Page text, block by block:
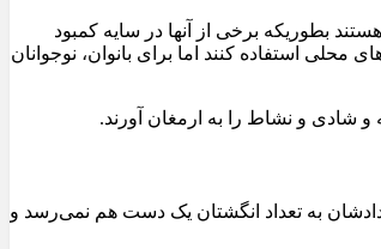
بطوریکه برخی از آنها در سایه کمبود
استفاده کنند اما برای بانوان، نوجوانان
شادی و نشاط را به ارمغان آورند.
به تعداد انگشتان یک دست هم نمی‌رسد و